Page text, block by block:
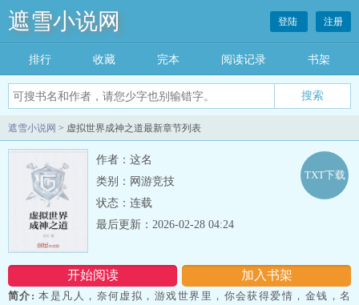
遮雪小说网 登陆 注册
排行 收藏 完本 阅读记录 书架
遮雪小说网 > 虚拟世界成神之道最新章节列表
作者：这名
类别：网游竞技
状态：连载
开始阅读 加入书架
TXT下载
最后更新：2026-02-28 04:24
简介: 本是凡人，奈何虚拟，游戏世界里，你会获得爱情，金钱，名